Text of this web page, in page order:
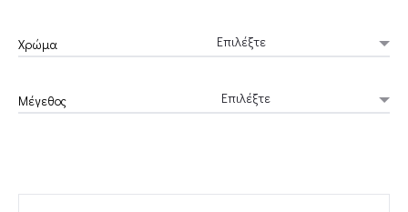
was:
215.00€.
is:
107.00€.
Χρώμα
Μέγεθος